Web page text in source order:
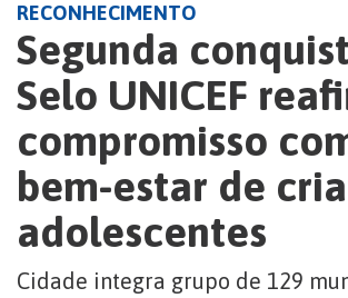
RECONHECIMENTO
Segunda
Selo UNICEF
compromisso
bem-estar de
adolescentes
Cidade integra grupo de 129